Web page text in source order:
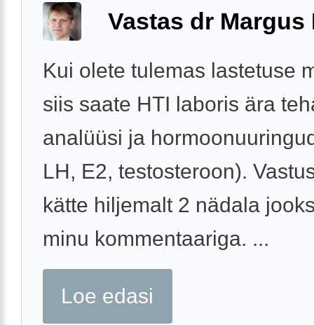
Vastas dr Margus
Kui olete tulemas lastetuse
siis saate HTI laboris ära
analüüsi ja
LH, E2, testosteroon).
kätte hiljemalt 2 nädala
minu kommentaariga. ...
Loe edasi